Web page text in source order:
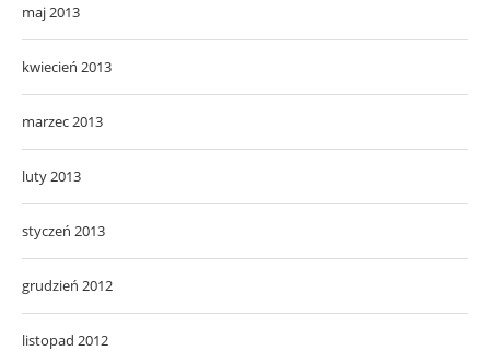
maj 2013
kwiecień 2013
marzec 2013
luty 2013
styczeń 2013
grudzień 2012
listopad 2012